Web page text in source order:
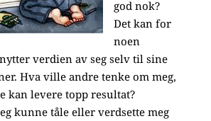
god nok?
Det kan for
noen
verdien av seg selv til sine
Hva ville andre tenke om meg,
kan levere topp resultat?
kunne tåle eller verdsette meg